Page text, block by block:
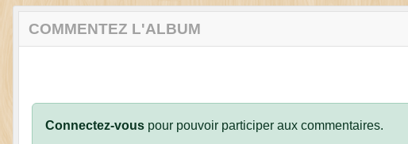
COMMENTEZ L'ALBUM
Connectez-vous pour pouvoir participer aux commentaires.